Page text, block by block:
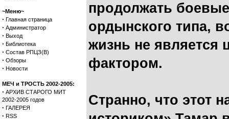
~Меню~
· Главная страница
· Администратор
· Выход
· Библиотека
· Состав РПЦЗ(В)
· Обзоры
· Новости
МЕЧ и ТРОСТЬ 2002-2005:
· АРХИВ СТАРОГО МИТ
2002-2005 годов
· ГАЛЕРЕЯ
· RSS
продолжать
ордынского типа,
жизнь не является
фактором.
Странно, что этот